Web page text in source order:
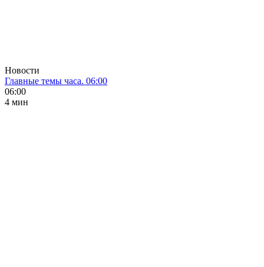
Новости
Главные темы часа. 06:00
06:00
4 мин